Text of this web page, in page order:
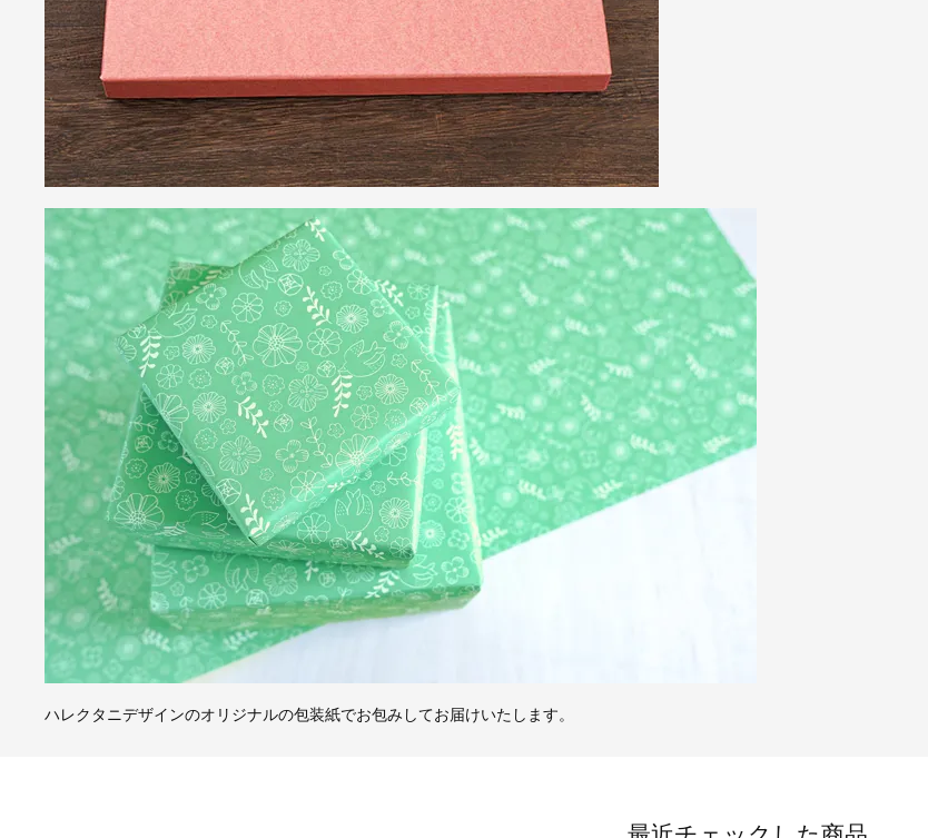
ハレクタニデザインのオリジナルの包装紙でお包みしてお届けいたします。